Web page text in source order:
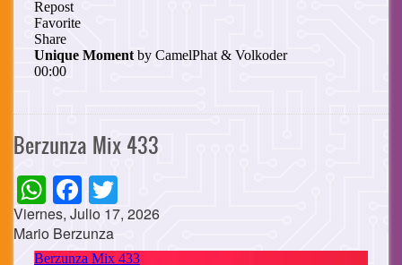
Berzunza Mix 433
WhatsApp
Facebook
Viernes, Julio 17, 2026
Mario Berzunza
Cuerpo